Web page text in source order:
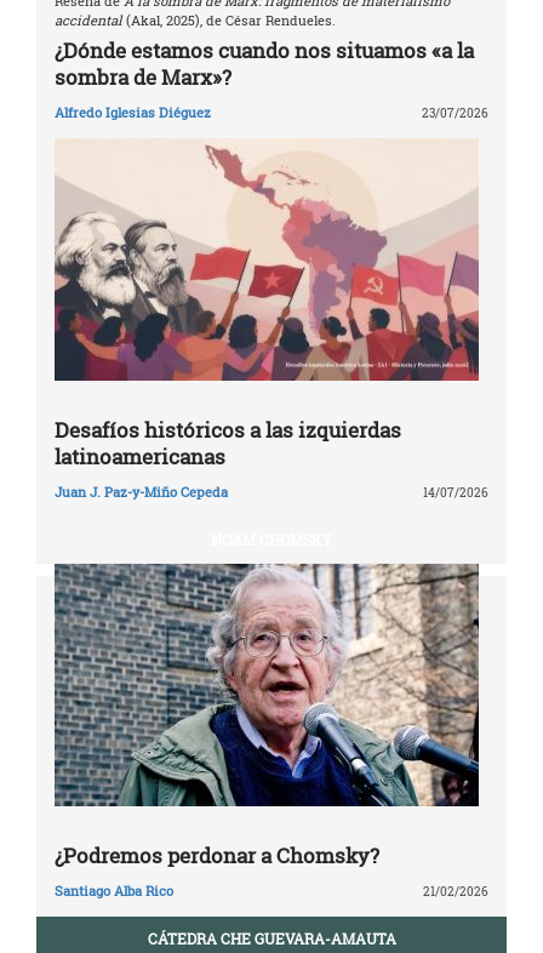
accidental(Akal, 2025), de César Rendueles.
¿Dónde estamos cuando nos situamos «a la
sombra de Marx»?
Alfredo Iglesias Diéguez 23/07/2026
Desafíos históricos a las izquierdas
latinoamericanas
Juan J. Paz-y-Miño Cepeda 14/07/2026
¿Podremos perdonar a Chomsky?
Santiago Alba Rico 21/02/2026
CÁTEDRA CHE GUEVARA-AMAUTA